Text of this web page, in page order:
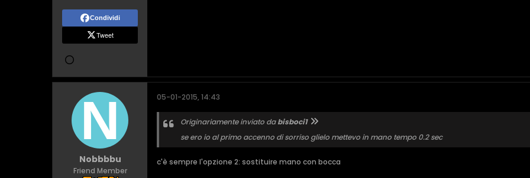
Condividi
Tweet
Nobbbbu
Friend Member
05-01-2015, 14:43
Originariamente inviato dabisboci1
se ero io al primo accenno di sorriso glielo mettevo in mano tempo 0.2 sec
c'è sempre l'opzione 2: sostituire mano con bocca